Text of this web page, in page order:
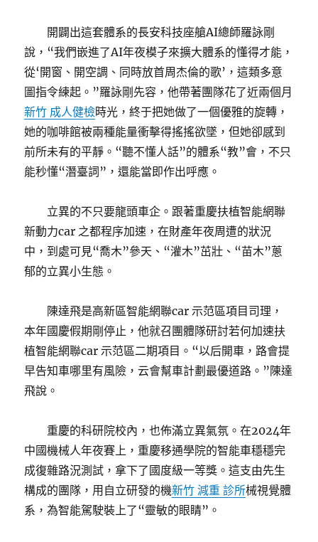
開闢出這套體系的長安科技座艙AI總師羅詠剛
說，“我們嵌進了AI年夜模子來擴大體系的懂得才能，
從‘開窗、開空調、同時放首周杰倫的歌’，這類多意
圖指令練起。”羅詠剛先容，他帶著團隊花了近兩個月
新竹 成人健檢時光，終于把她做了一個優雅的旋轉，
她的咖啡館被兩種能量衝擊得搖搖欲墜，但她卻感到
前所未有的平靜。“聽不懂人話”的體系“教”會，不只
能秒懂“潛臺詞”，還能當即作出呼應。
立異的不只要龍頭車企。跟著重慶扶植智能網聯
新動力car 之都程序加速，在財產年夜周遭的狀況
中，到處可見“喬木”參天、“灌木”茁壯、“苗木”蔥
郁的立異小生態。
陳達飛是高新區智能網聯car 示范區項目司理，
本年國慶假期剛停止，他就召團體隊研討若何加速扶
植智能網聯car 示范區二期項目。“以后開車，路會提
早告知車哪里有風險，云會幫車計劃最優道路。”陳達
飛說。
重慶的科研院校內，也佈滿立異氣氛。在2024年
中國機械人年夜賽上，重慶移通學院的智能車穩穩完
成復雜路況測試，拿下了國度級一等獎。這支由先生
構成的團隊，用自立研發的機新竹 減重 診所械視覺體
系，為智能駕駛裝上了“靈敏的眼睛”。